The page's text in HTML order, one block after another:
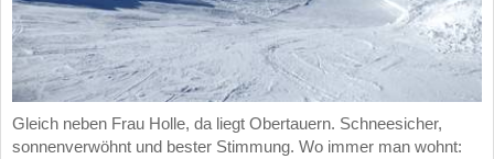
Gleich neben Frau Holle, da liegt Obertauern. Schneesicher,
sonnenverwöhnt und bester Stimmung. Wo immer man wohnt: